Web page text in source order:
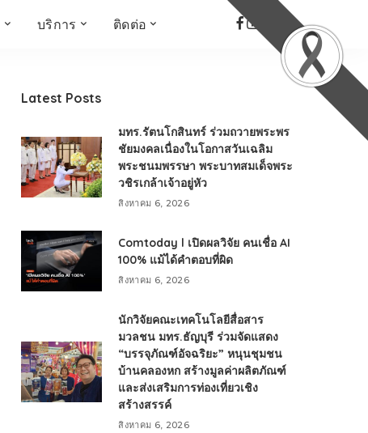
KIDs
RMUT TALK
TWO TONE TALK
RMUTT NEWS พิกัดข่าว
เด่น
OPEN AREA
WORLD
กรอบข่าวรอบสัปดาห์
มุมมองข่าว
ที่นี่RMUT
เป็นเรื่องเป็นราว
บริการ ติดต่อ
Latest Posts
มทร.รัตนโกสินทร์ ร่วมถวายพระพร
ชัยมงคลเนื่องในโอกาสวันเฉลิม
พระชนมพรรษา พระบาทสมเด็จพระ
วชิรเกล้าเจ้าอยู่หัว
สิงหาคม 6, 2026
Comtoday l เปิดผลวิจัย คนเชื่อ AI
100% แม้ได้คำตอบที่ผิด
สิงหาคม 6, 2026
นักวิจัยคณะเทคโนโลยีสื่อสาร
มวลชน มทร.ธัญบุรี ร่วมจัดแสดง
“บรรจุภัณฑ์อัจฉริยะ” หนุนชุมชน
บ้านคลองหก สร้างมูลค่าผลิตภัณฑ์
และส่งเสริมการท่องเที่ยวเชิง
สร้างสรรค์
สิงหาคม 6, 2026